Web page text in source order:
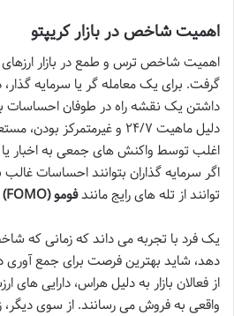
اهمیت شاخص در بازار کریپتو
اهمیت شاخص ترس و طمع در بازار ارزهای
گرفت. برای یک معامله گر یا سرمایه
داشتن یک نقشه راه در طوفان احساسات
دلیل ماهیت ۲۴/۷ و
اغلب توسط واکنش های جمعی به اخبار
اگر سرمایه گذاران بتوانند احساسات غالب
توانند از تله های رایج مانندفومو (FOMO)
یک فرد با تجربه می داند که زمانی که
دهد، شاید بهترین فرصت برای جمع آوری
از فعالان بازار به دلیل هراس، دارایی های
واقعی به فروش می رسانند. از سوی